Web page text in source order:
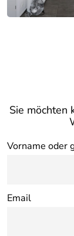
Sie möchten
Vorname oder
Email